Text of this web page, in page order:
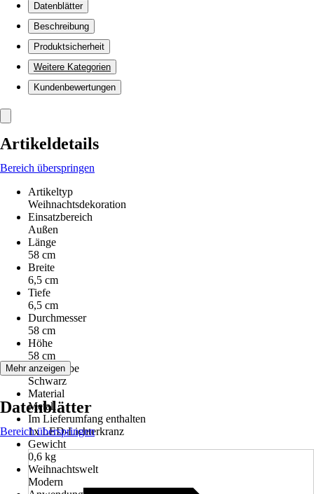
Datenblätter
Beschreibung
Produktsicherheit
Weitere Kategorien
Kundenbewertungen
Artikeldetails
Bereich überspringen
Artikeltyp
Weihnachtsdekoration
Einsatzbereich
Außen
Länge
58 cm
Breite
6,5 cm
Tiefe
6,5 cm
Durchmesser
58 cm
Höhe
58 cm
Grundfarbe
Schwarz
Material
Metall
Im Lieferumfang enthalten
1x LED-Lichterkranz
Gewicht
0,6 kg
Weihnachtswelt
Modern
Mehr anzeigen
Datenblätter
Bereich überspringen